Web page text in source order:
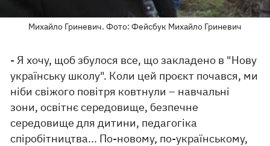
Михайло Гриневич. Фото: Фейсбук Михайло Гриневич
- Я хочу, щоб збулося все, що закладено в "Нову
українську школу". Коли цей проєкт почався, ми
ніби свіжого повітря ковтнули – навчальні
зони, освітнє середовище, безпечне
середовище для дитини, педагогіка
спіробітництва... По-новому, по-українському,